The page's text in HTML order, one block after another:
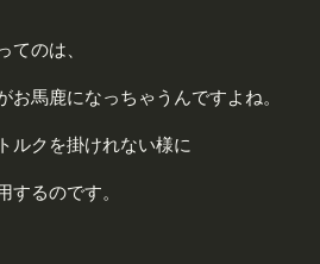
てのは、
お馬鹿になっちゃうんですよね。
ルクを掛けれない様に
するのです。